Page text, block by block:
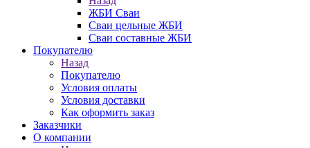
ЖБИ Сваи
Сваи цельные ЖБИ
Сваи составные ЖБИ
Покупателю
Назад
Покупателю
Условия оплаты
Условия доставки
Как оформить заказ
Заказчики
О компании